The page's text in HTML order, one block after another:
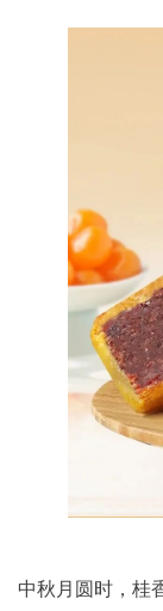
中秋月圆时，桂